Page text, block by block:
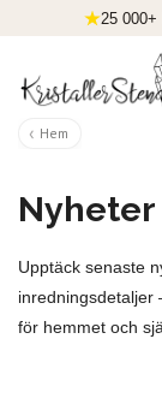
25 000+
Hem
Nyheter
Upptäck senaste
inredningsdetaljer
för hemmet och